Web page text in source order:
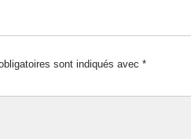
sont indiqués avec *